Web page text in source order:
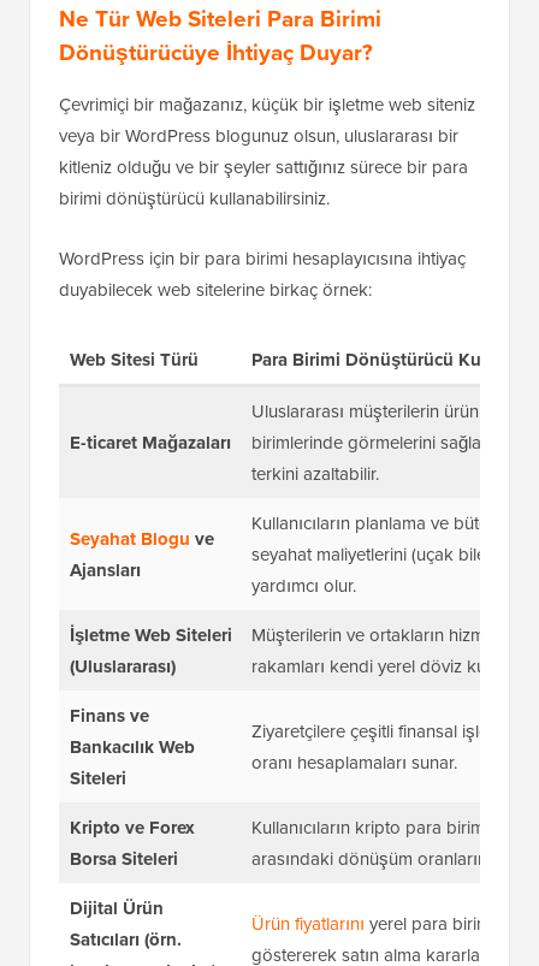
Ne Tür Web Siteleri Para Birimi
Dönüştürücüye İhtiyaç Duyar?
Çevrimiçi bir mağazanız, küçük bir işletme web siteniz
veya bir WordPress blogunuz olsun, uluslararası bir
kitleniz olduğu ve bir şeyler sattığınız sürece bir para
birimi dönüştürücü kullanabilirsiniz.
WordPress için bir para birimi hesaplayıcısına ihtiyaç
duyabilecek web sitelerine birkaç örnek:
Web Sitesi Türü Para Birimi Dönüştürücü Kullanım
E-ticaret Mağazaları
Uluslararası müşterilerin ürün
birimlerinde görmelerini sağlar. Bu,
terkini azaltabilir.
Seyahat Blogu ve
Ajansları
Kullanıcıların planlama ve
seyahat maliyetlerini (uçak biletleri,
yardımcı olur.
İşletme Web Siteleri
(Uluslararası)
Müşterilerin ve ortakların hizmet
rakamları kendi yerel döviz
Finans ve
Bankacılık Web
Siteleri
Ziyaretçilere çeşitli finansal işlemler
oranı hesaplamaları sunar.
Kripto ve Forex
Borsa Siteleri
Kullanıcıların kripto para birimleri,
arasındaki dönüşüm oranlarını
Dijital Ürün
Satıcıları (örn.
Ürün fiyatlarını yerel para
göstererek satın alma kararlarını